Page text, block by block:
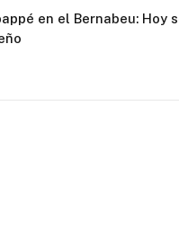
en el Bernabeu: Hoy